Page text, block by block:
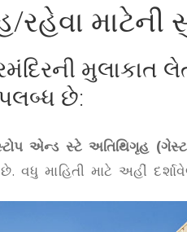
રહેવા માટેની
મુલાકાત
છે:
એન્ડ સ્ટે અતિથિગૃહ
વધુ માહિતી માટે અહીં